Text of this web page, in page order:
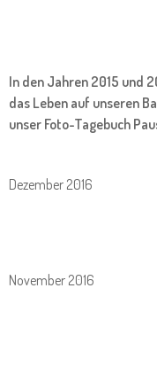
In den Jahren 2015 und
das Leben auf unseren
unser Foto-Tagebuch
Dezember 2016
November 2016